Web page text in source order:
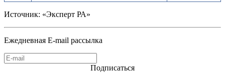
Источник: «Эксперт РА»
Ежедневная E-mail рассылка
Подписаться